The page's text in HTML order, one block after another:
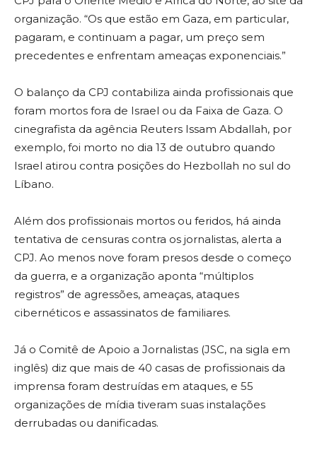
organização. “Os que estão em Gaza, em particular,
pagaram, e continuam a pagar, um preço sem
precedentes e enfrentam ameaças exponenciais.”
O balanço da CPJ contabiliza ainda profissionais que
foram mortos fora de Israel ou da Faixa de Gaza. O
cinegrafista da agência Reuters Issam Abdallah, por
exemplo, foi morto no dia 13 de outubro quando
Israel atirou contra posições do Hezbollah no sul do
Líbano.
Além dos profissionais mortos ou feridos, há ainda
tentativa de censuras contra os jornalistas, alerta a
CPJ. Ao menos nove foram presos desde o começo
da guerra, e a organização aponta “múltiplos
registros” de agressões, ameaças, ataques
cibernéticos e assassinatos de familiares.
Já o Comitê de Apoio a Jornalistas (JSC, na sigla em
inglês) diz que mais de 40 casas de profissionais da
imprensa foram destruídas em ataques, e 55
organizações de mídia tiveram suas instalações
derrubadas ou danificadas.